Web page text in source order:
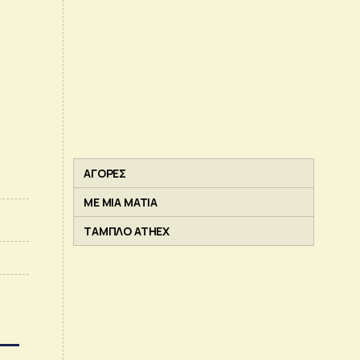
ΑΓΟΡΕΣ
ΜΕ ΜΙΑ ΜΑΤΙΑ
ΤΑΜΠΛΟ ATHEX